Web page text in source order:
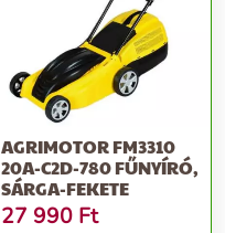
AGRIMOTOR FM3310
20A-C2D-780 FŰNYÍRÓ,
SÁRGA-FEKETE
27 990 Ft